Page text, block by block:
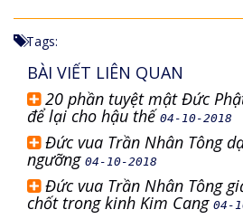
Tags:
BÀI VIẾT LIÊN QUAN
20 phần tuyệt mật Đức
để lại cho hậu thế 04-10-2018
Đức vua Trần Nhân Tông
ngưỡng 04-10-2018
Đức vua Trần Nhân Tông
chốt trong kinh Kim Cang 04-